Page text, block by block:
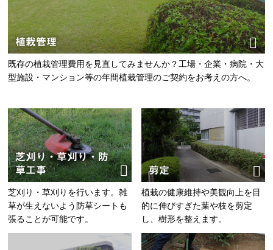
植栽管理
既存の植栽管理費用を見直してみませんか？工場・企業・病院・大
型施設・マンション等の年間植栽管理のご契約をお考えの方へ。
芝刈り・草刈り・防
草工事
芝刈り・草刈りを行います。雑
草が生えないよう防草シートも
張ることが可能です。
剪定
植栽の健康維持や美観向上を目
的に伸びすぎた葉や枝を剪定
し、樹形を整えます。